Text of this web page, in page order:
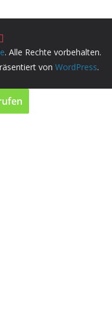
. Alle Rechte vorbehalten.
von WordPress.